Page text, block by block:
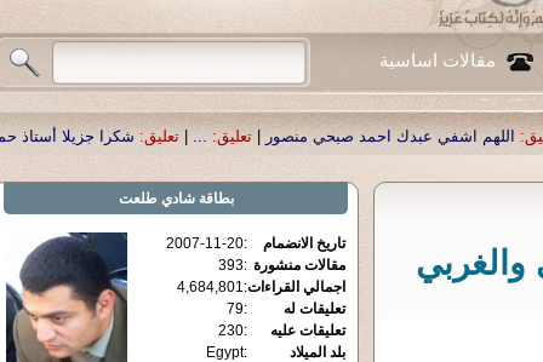
مقالات اساسية
صبحي منصور|تعليق: ...
|تعليق: شكرا جزيلا أستاذ حمد الحمد .أكرمكم الله .|
والغربي
بطاقةشادي طلعت
تاريخ الانضمام :
2007-11-20
مقالات منشورة :
393
اجمالي القراءات:
4,684,801
تعليقات له
:
79
تعليقات عليه
:
230
بلد الميلاد
:
Egypt